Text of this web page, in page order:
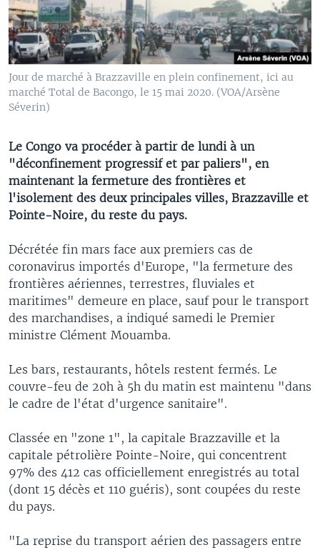
Jour de marché à Brazzaville en plein confinement, ici au
marché Total de Bacongo, le 15 mai 2020. (VOA/Arsène
Séverin)
Le Congo va procéder à partir de lundi à un
"déconfinement progressif et par paliers", en
maintenant la fermeture des frontières et
l'isolement des deux principales villes, Brazzaville et
Pointe-Noire, du reste du pays.
Décrétée fin mars face aux premiers cas de
coronavirus importés d'Europe, "la fermeture des
frontières aériennes, terrestres, fluviales et
maritimes" demeure en place, sauf pour le transport
des marchandises, a indiqué samedi le Premier
ministre Clément Mouamba.
Les bars, restaurants, hôtels restent fermés. Le
couvre-feu de 20h à 5h du matin est maintenu "dans
le cadre de l'état d'urgence sanitaire".
Classée en "zone 1", la capitale Brazzaville et la
capitale pétrolière Pointe-Noire, qui concentrent
97% des 412 cas officiellement enregistrés au total
(dont 15 décès et 110 guéris), sont coupées du reste
du pays.
"La reprise du transport aérien des passagers entre